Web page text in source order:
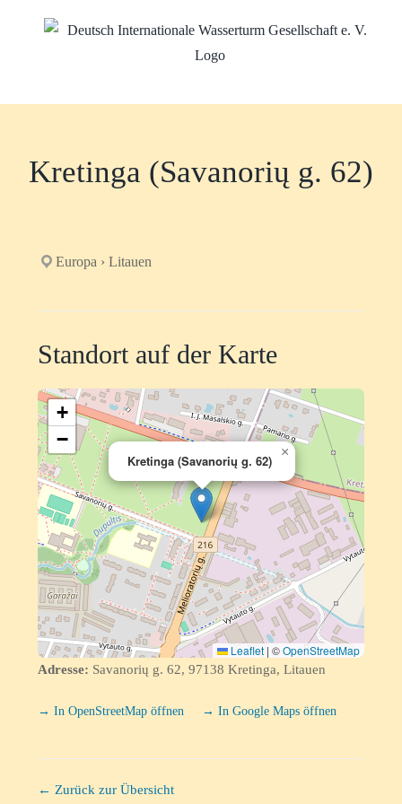
Kretinga (Savanorių g. 62)
Europa › Litauen
Standort auf der Karte
Kretinga (Savanorių g. 62)
×
+
−
Leaflet | ©OpenStreetMap
Adresse: Savanorių g. 62, 97138 Kretinga, Litauen
→ In OpenStreetMap öffnen → In Google Maps öffnen
← Zurück zur Übersicht